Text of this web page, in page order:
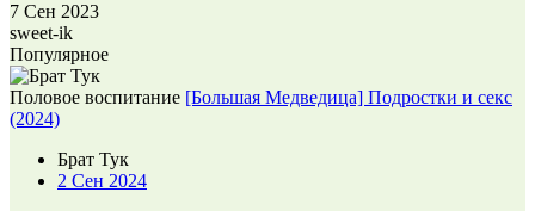
7 Сен 2023
sweet-ik
Популярное
Половое воспитание [Большая Медведица] Подростки и секс
(2024)
Брат Тук
2 Сен 2024